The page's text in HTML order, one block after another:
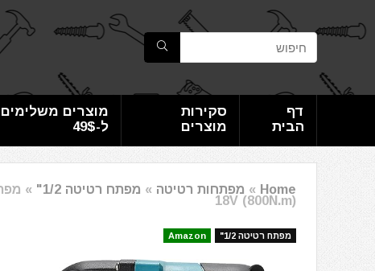
דף
הבית
סקירות
מוצרים
מוצרים משלימים
ל-49$
Home
» מפתחות רטיטה » מפתח רטיטה 1/2" »
18V (800N.m)
מפתח רטיטה 1/2" Amazon